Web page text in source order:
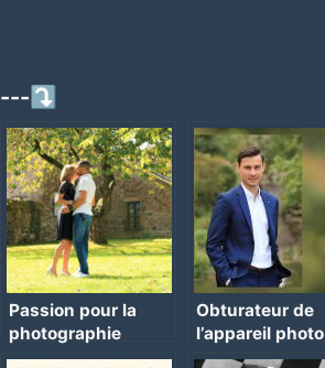
---⤵
Passion pour la
photographie
Obturateur de
l’appareil photo
reflex